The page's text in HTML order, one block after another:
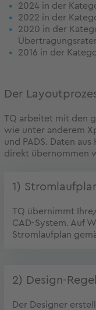
2024 in der
2022 in der
2020 in der
2016 in der
Der
TQ arbeitet mit den
wie unter anderem
und PADS. Daten
direkt übernommen
1)
TQ übernimmt
CAD-System. Auf
Stromlaufplan
2) Design-
Der Designer